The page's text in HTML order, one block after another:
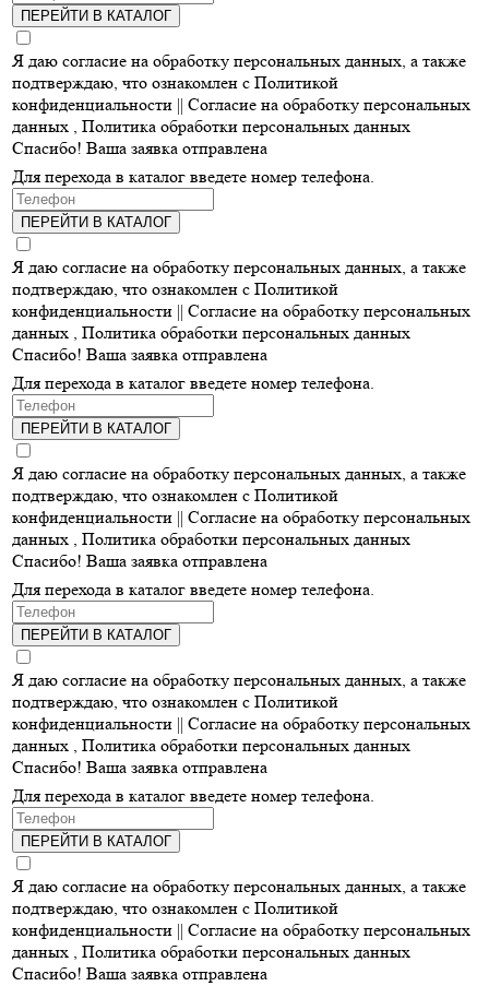
ПЕРЕЙТИ В КАТАЛОГ
Я даю согласие на обработку персональных данных, а также
подтверждаю, что ознакомлен с Политикой
конфиденциальности || Согласие на обработку персональных
данных , Политика обработки персональных данных
Спасибо! Ваша заявка отправлена
Для перехода в каталог введете номер телефона.
ПЕРЕЙТИ В КАТАЛОГ
Я даю согласие на обработку персональных данных, а также
подтверждаю, что ознакомлен с Политикой
конфиденциальности || Согласие на обработку персональных
данных , Политика обработки персональных данных
Спасибо! Ваша заявка отправлена
Для перехода в каталог введете номер телефона.
ПЕРЕЙТИ В КАТАЛОГ
Я даю согласие на обработку персональных данных, а также
подтверждаю, что ознакомлен с Политикой
конфиденциальности || Согласие на обработку персональных
данных , Политика обработки персональных данных
Спасибо! Ваша заявка отправлена
Для перехода в каталог введете номер телефона.
ПЕРЕЙТИ В КАТАЛОГ
Я даю согласие на обработку персональных данных, а также
подтверждаю, что ознакомлен с Политикой
конфиденциальности || Согласие на обработку персональных
данных , Политика обработки персональных данных
Спасибо! Ваша заявка отправлена
Для перехода в каталог введете номер телефона.
ПЕРЕЙТИ В КАТАЛОГ
Я даю согласие на обработку персональных данных, а также
подтверждаю, что ознакомлен с Политикой
конфиденциальности || Согласие на обработку персональных
данных , Политика обработки персональных данных
Спасибо! Ваша заявка отправлена